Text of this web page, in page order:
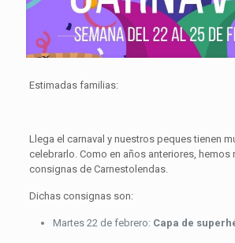
Estimadas familias:
Llega el carnaval y nuestros peques tienen
celebrarlo. Como en años anteriores, hemos
consignas de Carnestolendas.
Dichas consignas son:
Martes 22 de febrero: Capa de